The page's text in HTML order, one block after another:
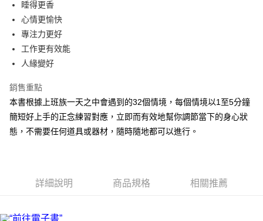
悠遊付
ATM付款
運送方式
全家取貨付款
每筆NT$50，滿NT$499(含以上)免運費
付款後全家取貨
每筆NT$60，滿NT$799(含以上)免運費
每筆NT$60，滿NT$799(含以上)免運費
睡得更香
心情更愉快
專注力更好
工作更有效能
人緣變好
銷售重點
本書根據上班族一天之中會遇到的32個情境，每個情境以1至5分鐘
簡短好上手的正念練習對應，立即而有效地幫你調節當下的身心狀
態，不需要任何道具或器材，隨時隨地都可以進行。
詳細說明 商品規格 相關推薦